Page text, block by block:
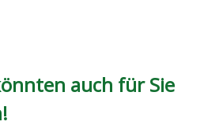
auch für Sie